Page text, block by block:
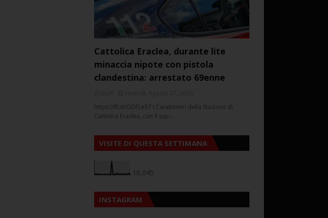
Cattolica Eraclea, durante lite
minaccia nipote con pistola
clandestina: arrestato 69enne
https://ift.tt/ODFLe5T I Carabinieri della Stazione di
Cattolica Eraclea, con il sup…
VISITE DI QUESTA SETTIMANA
10,045
INSTAGRAM